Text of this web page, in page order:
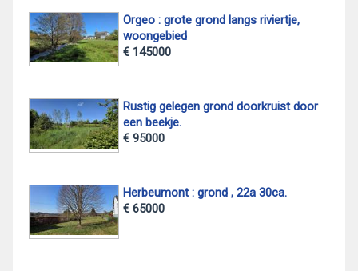
Orgeo : grote grond langs riviertje,
woongebied
€ 145000
Rustig gelegen grond doorkruist door
een beekje.
€ 95000
Herbeumont : grond , 22a 30ca.
€ 65000